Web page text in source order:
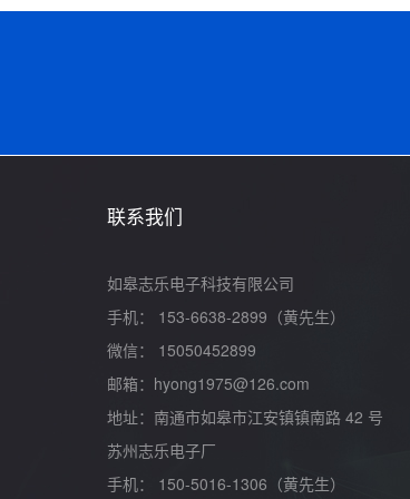
联系我们
如皋志乐电子科技有限公司
手机： 153-6638-2899（黄先生）
微信： 15050452899
邮箱：hyong1975@126.com
地址：南通市如皋市江安镇镇南路 42 号
苏州志乐电子厂
手机： 150-5016-1306（黄先生）